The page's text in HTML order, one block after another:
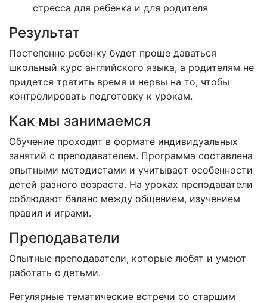
стресса для ребенка и для родителя
Результат
Постепенно ребенку будет проще даваться
школьный курс английского языка, а родителям не
придется тратить время и нервы на то, чтобы
контролировать подготовку к урокам.
Как мы занимаемся
Обучение проходит в формате индивидуальных
занятий с преподавателем. Программа составлена
опытными методистами и учитывает особенности
детей разного возраста. На уроках преподаватели
соблюдают баланс между общением, изучением
правил и играми.
Преподаватели
Опытные преподаватели, которые любят и умеют
работать с детьми.
Регулярные тематические встречи со старшим